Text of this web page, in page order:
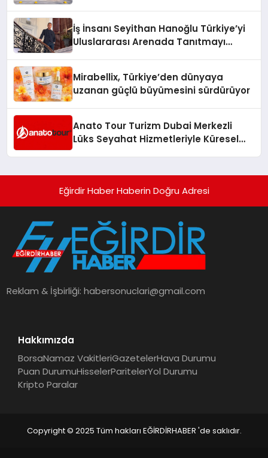
İş İnsanı Seyithan Hanoğlu Türkiye’yi
Uluslararası Arenada Tanıtmayı
Mirabellix, Türkiye’den dünyaya
uzanan güçlü büyümesini sürdürüyor
Anato Tour Turizm Dubai Merkezli
Lüks Seyahat Hizmetleriyle Küresel
Eğirdir Haber Haberin Doğru Adresi
Reklam & İşbirliği:habersonuclari@gmail.com
Hakkımızda
BorsaNamaz VakitleriGazetelerHava Durumu
Puan DurumuHisselerParitelerYol Durumu
Kripto Paralar
Copyright © 2025 Tüm hakları EĞİRDİRHABER 'de saklıdır.